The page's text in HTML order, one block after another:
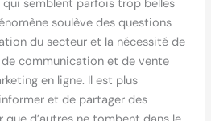
semblent parfois trop belles
soulève des questions
du secteur et la nécessité de
communication et de vente
en ligne. Il est plus
et de partager des